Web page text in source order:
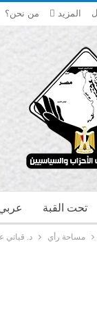
من نحن؟ المزيد
تحت القبة
مساحة رأي د. قياتي